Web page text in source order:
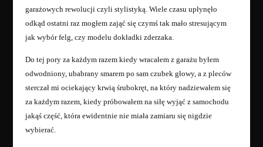
garażowych rewolucji czyli stylistyką. Wiele czasu upłynęło
odkąd ostatni raz mogłem zająć się czymś tak mało stresującym
jak wybór felg, czy modelu dokładki zderzaka.
Do tej pory za każdym razem kiedy wracałem z garażu byłem
odwodniony, ubabrany smarem po sam czubek głowy, a z pleców
sterczał mi ociekający krwią śrubokręt, na który nadziewałem się
za każdym razem, kiedy próbowałem na siłę wyjąć z samochodu
jakąś część, która ewidentnie nie miała zamiaru się nigdzie
wybierać.